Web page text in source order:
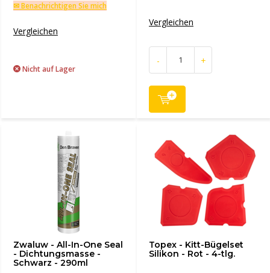
✉ Benachrichtigen Sie mich
Vergleichen
Nicht auf Lager
Vergleichen
- +
Zwaluw - All-In-One Seal
- Dichtungsmasse -
Schwarz - 290ml
Topex - Kitt-Bügelset
Silikon - Rot - 4-tlg.